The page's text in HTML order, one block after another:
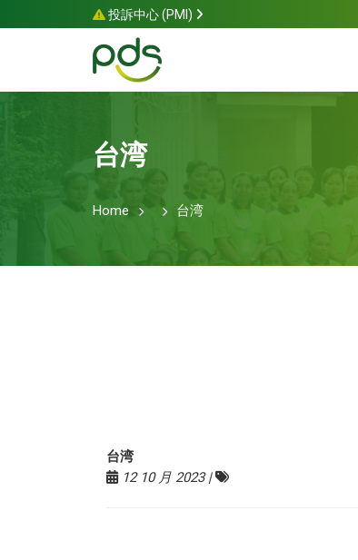
投訴中心 (PMI)
台湾
Home 台湾
台湾
12 10 月 2023 |